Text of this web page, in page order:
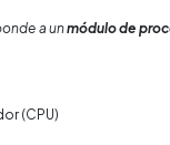
a unmódulo de
(CPU)